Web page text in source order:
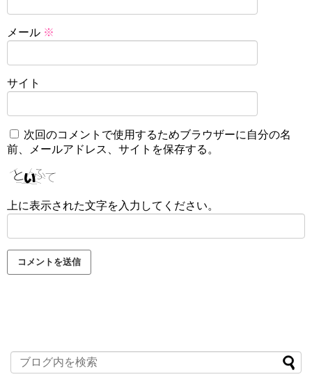
メール ※
サイト
次回のコメントで使用するためブラウザーに自分の名
前、メールアドレス、サイトを保存する。
上に表示された文字を入力してください。